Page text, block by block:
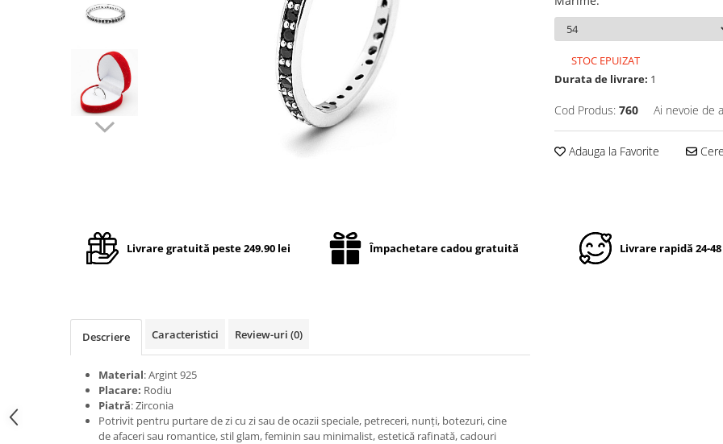
STOC EPUIZAT
Durata de livrare: 1
Cod Produs: 760 Ai nevoie de
Adauga la Favorite
Livrare gratuită peste 249.90 lei Împachetare cadou gratuită Livrare rapidă 24-
Descriere Caracteristici Review-uri (0)
Material: Argint 925
Placare: Rodiu
Piatră: Zirconia
Potrivit pentru purtare de zi cu zi sau de ocazii speciale, petreceri, nunți, botezuri, cine
de afaceri sau romantice, stil glam, feminin sau minimalist, estetică rafinată, cadouri